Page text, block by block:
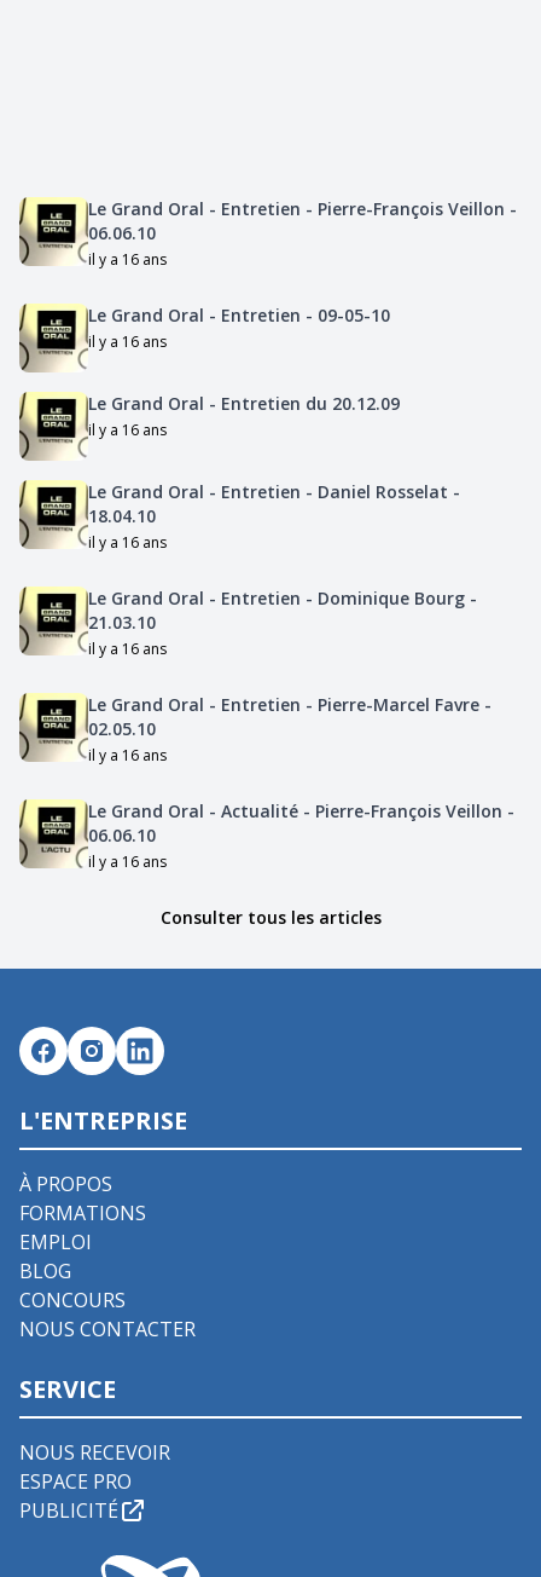
Le Grand Oral - Entretien - Pierre-François Veillon -
06.06.10
il y a 16 ans
Le Grand Oral - Entretien - 09-05-10
il y a 16 ans
Le Grand Oral - Entretien du 20.12.09
il y a 16 ans
Le Grand Oral - Entretien - Daniel Rosselat -
18.04.10
il y a 16 ans
Le Grand Oral - Entretien - Dominique Bourg -
21.03.10
il y a 16 ans
Le Grand Oral - Entretien - Pierre-Marcel Favre -
02.05.10
il y a 16 ans
Le Grand Oral - Actualité - Pierre-François Veillon -
06.06.10
il y a 16 ans
Consulter tous les articles
L'ENTREPRISE
À PROPOS
FORMATIONS
EMPLOI
BLOG
CONCOURS
NOUS CONTACTER
SERVICE
NOUS RECEVOIR
ESPACE PRO
PUBLICITÉ